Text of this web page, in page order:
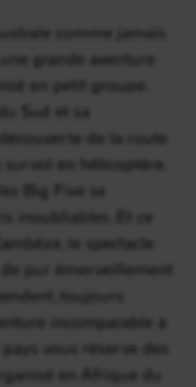
comme jamais
grande aventure
en petit groupe.
Sud et sa
de la route
survol en hélicoptère.
Big Five se
inoubliables. Et ce
le spectacle
pur émerveillement
toujours
incomparable à
vous réserve des
en Afrique du